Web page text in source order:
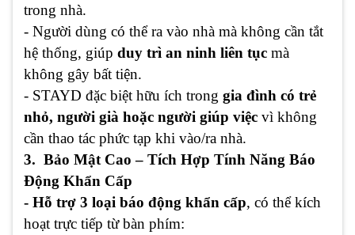
trong nhà.
- Người dùng có thể ra vào nhà mà không cần tắt
hệ thống, giúp duy trì an ninh liên tục mà
không gây bất tiện.
- STAYD đặc biệt hữu ích trong gia đình có trẻ
nhỏ, người già hoặc người giúp việc vì không
cần thao tác phức tạp khi vào/ra nhà.
3. Bảo Mật Cao – Tích Hợp Tính Năng Báo
Động Khẩn Cấp
- Hỗ trợ 3 loại báo động khẩn cấp, có thể kích
hoạt trực tiếp từ bàn phím: